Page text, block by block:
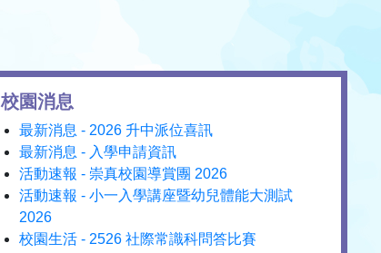
校園消息
最新消息 - 2026 升中派位喜訊
最新消息 - 入學申請資訊
活動速報 - 崇真校園導賞團 2026
活動速報 - 小一入學講座暨幼兒體能大測試
2026
校園生活 - 2526 社際常識科問答比賽